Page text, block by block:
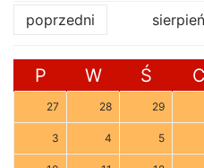
poprzedni
P W Ś C
27 28 29
3 4 5